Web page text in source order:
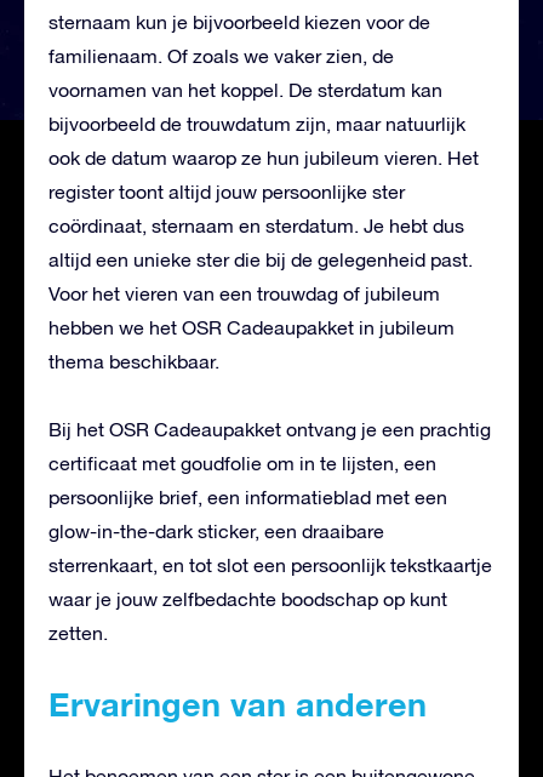
sternaam kun je bijvoorbeeld kiezen voor de
familienaam. Of zoals we vaker zien, de
voornamen van het koppel. De sterdatum kan
bijvoorbeeld de trouwdatum zijn, maar natuurlijk
ook de datum waarop ze hun jubileum vieren. Het
register toont altijd jouw persoonlijke ster
coördinaat, sternaam en sterdatum. Je hebt dus
altijd een unieke ster die bij de gelegenheid past.
Voor het vieren van een trouwdag of jubileum
hebben we het OSR Cadeaupakket in jubileum
thema beschikbaar.
Bij het OSR Cadeaupakket ontvang je een prachtig
certificaat met goudfolie om in te lijsten, een
persoonlijke brief, een informatieblad met een
glow-in-the-dark sticker, een draaibare
sterrenkaart, en tot slot een persoonlijk tekstkaartje
waar je jouw zelfbedachte boodschap op kunt
zetten.
Ervaringen van anderen